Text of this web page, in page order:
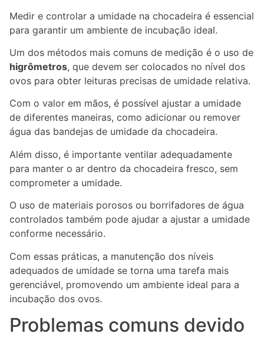
Medir e controlar a umidade na chocadeira é essencial
para garantir um ambiente de incubação ideal.
Um dos métodos mais comuns de medição é o uso de
higrômetros, que devem ser colocados no nível dos
ovos para obter leituras precisas de umidade relativa.
Com o valor em mãos, é possível ajustar a umidade
de diferentes maneiras, como adicionar ou remover
água das bandejas de umidade da chocadeira.
Além disso, é importante ventilar adequadamente
para manter o ar dentro da chocadeira fresco, sem
comprometer a umidade.
O uso de materiais porosos ou borrifadores de água
controlados também pode ajudar a ajustar a umidade
conforme necessário.
Com essas práticas, a manutenção dos níveis
adequados de umidade se torna uma tarefa mais
gerenciável, promovendo um ambiente ideal para a
incubação dos ovos.
Problemas comuns devido